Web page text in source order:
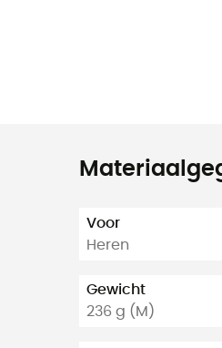
Voor
Heren
Gewicht
236 g (M)